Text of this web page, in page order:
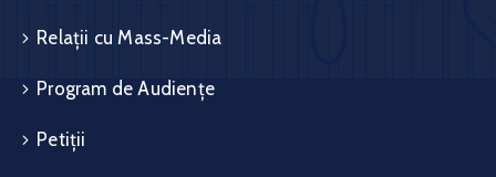
Relații cu Mass-Media
Program de Audiențe
Petiții